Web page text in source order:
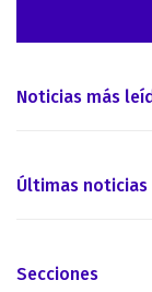
Noticias más
Últimas noticias
Secciones